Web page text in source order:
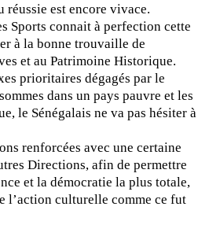
réussie est encore vivace.
Sports connait à perfection cette
à la bonne trouvaille de
et au Patrimoine Historique.
prioritaires dégagés par le
dans un pays pauvre et les
le Sénégalais ne va pas hésiter à
renforcées avec une certaine
Directions, afin de permettre
et la démocratie la plus totale,
l’action culturelle comme ce fut